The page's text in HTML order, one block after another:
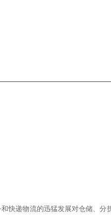
快递物流的迅猛发展对仓储、分